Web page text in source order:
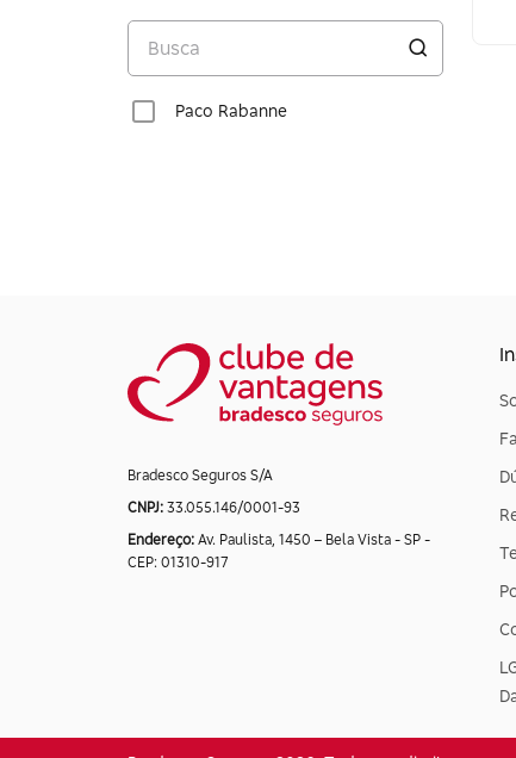
Paco Rabanne
Bradesco Seguros S/A
CNPJ: 33.055.146/0001-93
Endereço: Av. Paulista, 1450 – Bela Vista - SP -
CEP: 01310-917